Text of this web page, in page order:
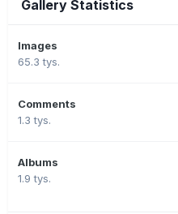
Gallery Statistics
Images
65.3 tys.
Comments
1.3 tys.
Albums
1.9 tys.